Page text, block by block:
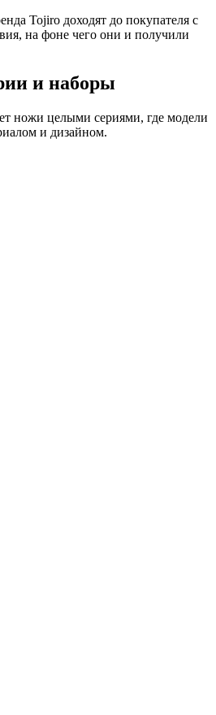
Tojiro доходят до покупателя с
на фоне чего они и получили
и наборы
ножи целыми сериями, где модели
и дизайном.